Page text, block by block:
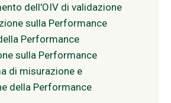
dell'OIV di validazione
sulla Performance
Performance
sulla Performance
di misurazione e
della Performance